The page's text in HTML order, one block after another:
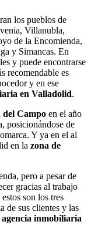
los pueblos de
Villanubla,
de la Encomienda,
y Simancas. En
y puede encontrarse
recomendable es
y en ese
en Valladolid.
del Campo en el año
posicionándose de
Y ya en el al
en la zona de
pero a pesar de
gracias al trabajo
son los tres
de sus clientes y las
inmobiliaria